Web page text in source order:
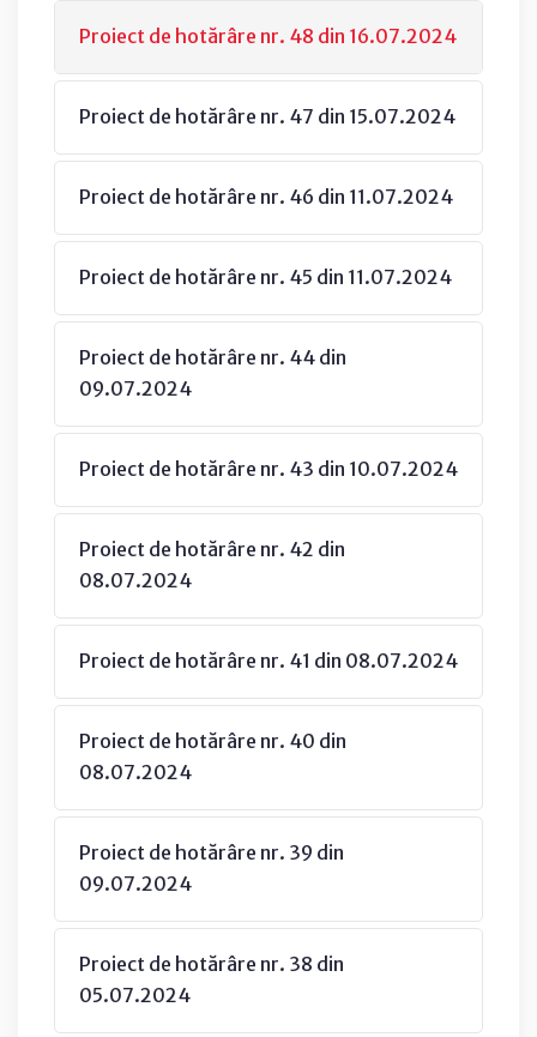
Proiect de hotărâre nr. 48 din 16.07.2024
Proiect de hotărâre nr. 47 din 15.07.2024
Proiect de hotărâre nr. 46 din 11.07.2024
Proiect de hotărâre nr. 45 din 11.07.2024
Proiect de hotărâre nr. 44 din
09.07.2024
Proiect de hotărâre nr. 43 din 10.07.2024
Proiect de hotărâre nr. 42 din
08.07.2024
Proiect de hotărâre nr. 41 din 08.07.2024
Proiect de hotărâre nr. 40 din
08.07.2024
Proiect de hotărâre nr. 39 din
09.07.2024
Proiect de hotărâre nr. 38 din
05.07.2024